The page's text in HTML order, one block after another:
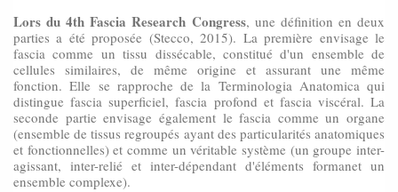
Lors du 4th Fascia Research Congress, une définition en deux
parties a été proposée (Stecco, 2015). La première envisage le
fascia comme un tissu dissécable, constitué d'un ensemble de
cellules similaires, de même origine et assurant une même
fonction. Elle se rapproche de la Terminologia Anatomica qui
distingue fascia superficiel, fascia profond et fascia viscéral. La
seconde partie envisage également le fascia comme un organe
(ensemble de tissus regroupés ayant des particularités anatomiques
et fonctionnelles) et comme un véritable système (un groupe inter-
agissant, inter-relié et inter-dépendant d'éléments formanet un
ensemble complexe).